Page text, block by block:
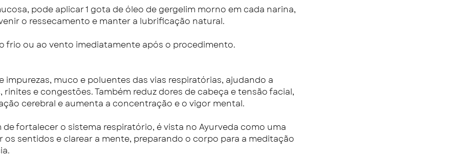
pode aplicar 1 gota de óleo de gergelim morno em cada narina,
o ressecamento e manter a lubrificação natural.
frio ou ao vento imediatamente após o procedimento.
impurezas, muco e poluentes das vias respiratórias, ajudando a
rinites e congestões. Também reduz dores de cabeça e tensão facial,
cerebral e aumenta a concentração e o vigor mental.
de fortalecer o sistema respiratório, é vista no Ayurveda como uma
sentidos e clarear a mente, preparando o corpo para a meditação